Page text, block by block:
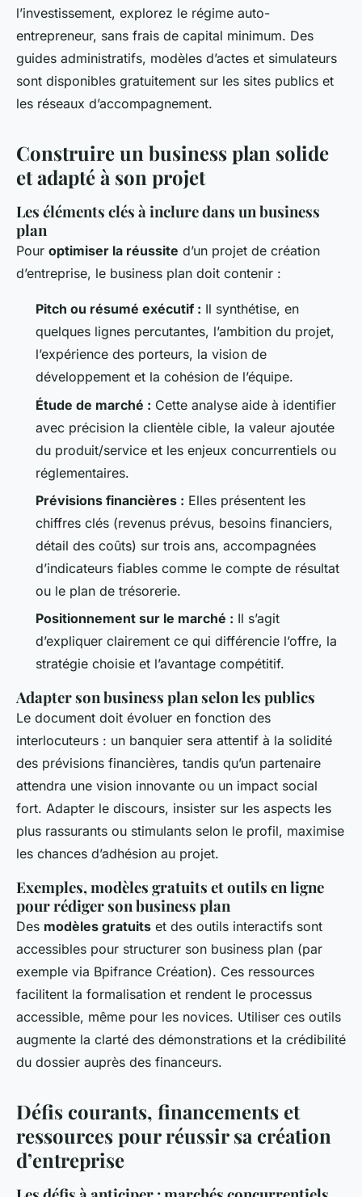
l’investissement, explorez le régime auto-
entrepreneur, sans frais de capital minimum. Des
guides administratifs, modèles d’actes et simulateurs
sont disponibles gratuitement sur les sites publics et
les réseaux d’accompagnement.
Construire un business plan solide
et adapté à son projet
Les éléments clés à inclure dans un business
plan
Pour optimiser la réussite d’un projet de création
d’entreprise, le business plan doit contenir :
Pitch ou résumé exécutif : Il synthétise, en
quelques lignes percutantes, l’ambition du projet,
l’expérience des porteurs, la vision de
développement et la cohésion de l’équipe.
Étude de marché : Cette analyse aide à identifier
avec précision la clientèle cible, la valeur ajoutée
du produit/service et les enjeux concurrentiels ou
réglementaires.
Prévisions financières : Elles présentent les
chiffres clés (revenus prévus, besoins financiers,
détail des coûts) sur trois ans, accompagnées
d’indicateurs fiables comme le compte de résultat
ou le plan de trésorerie.
Positionnement sur le marché : Il s’agit
d’expliquer clairement ce qui différencie l’offre, la
stratégie choisie et l’avantage compétitif.
Adapter son business plan selon les publics
Le document doit évoluer en fonction des
interlocuteurs : un banquier sera attentif à la solidité
des prévisions financières, tandis qu’un partenaire
attendra une vision innovante ou un impact social
fort. Adapter le discours, insister sur les aspects les
plus rassurants ou stimulants selon le profil, maximise
les chances d’adhésion au projet.
Exemples, modèles gratuits et outils en ligne
pour rédiger son business plan
Des modèles gratuits et des outils interactifs sont
accessibles pour structurer son business plan (par
exemple via Bpifrance Création). Ces ressources
facilitent la formalisation et rendent le processus
accessible, même pour les novices. Utiliser ces outils
augmente la clarté des démonstrations et la crédibilité
du dossier auprès des financeurs.
Défis courants, financements et
ressources pour réussir sa création
d’entreprise